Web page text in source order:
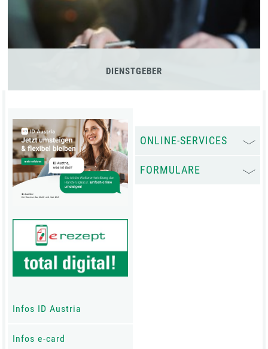
DIENSTGEBER
Infos ID Austria
Infos e-card
ONLINE-SERVICES
FORMULARE